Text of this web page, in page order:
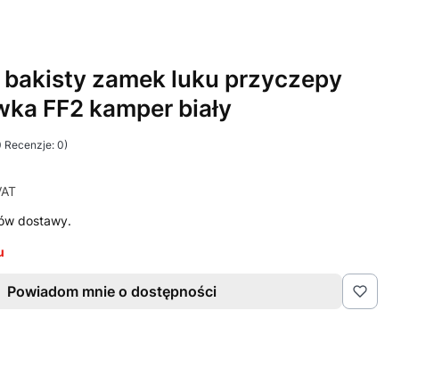
zamek luku przyczepy
FF2 kamper biały
Recenzje: 0)
dostawy.
Powiadom mnie o dostępności